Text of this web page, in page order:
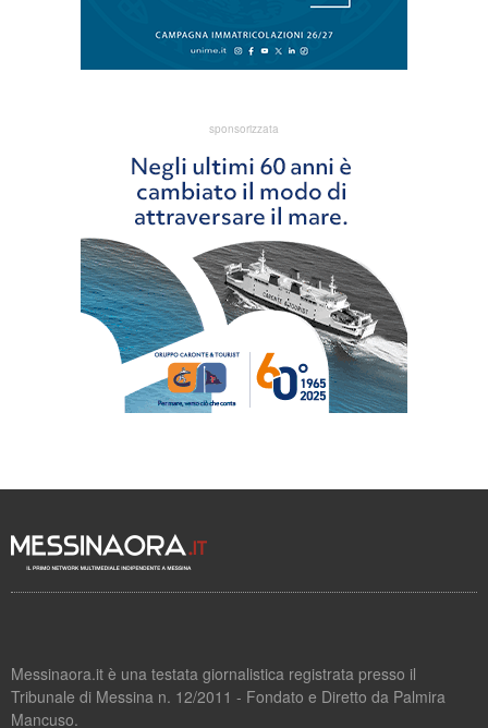
sponsorizzata
Messinaora.it è una testata giornalistica registrata presso il
Tribunale di Messina n. 12/2011 - Fondato e Diretto da Palmira
Mancuso.